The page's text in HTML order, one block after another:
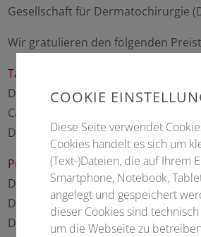
Gesellschaft für Dermatochirurgie
Wir gratulieren den folgenden
Tagungsstipendien
Dr. med. Sina M. Lehnert,
Carina Lorenz, Bonn
Dr. med. Jennifer von Stebut-Marx,
Publikationspreise
Dr. med. Yannick Dorian Foerster,
Dr. med. Conrad Hempel, Leipzig
Dr. med. Norman-Philipp Hoff,
COOKIE
Diese Seite verwendet
Cookies handelt es sich um
(Text-)Dateien, die auf Ihrem
Smartphone, Notebook,
angelegt und gespeichert
dieser Cookies sind
um die Webseite zu